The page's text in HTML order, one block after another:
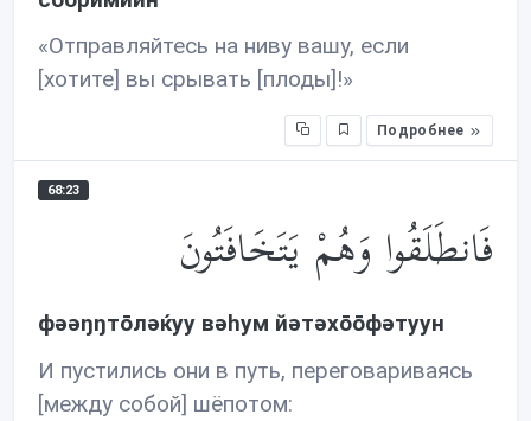
«Отправляйтесь на ниву вашу, если
[хотите] вы срывать [плоды]!»
Подробнее
68:23
فَانطَلَقُوا وَهُمْ يَتَخَافَتُونَ
фəəŋŋтōлəќуу вəhум йəтəхōōфəтуун
И пустились они в путь, переговариваясь
[между собой] шёпотом: